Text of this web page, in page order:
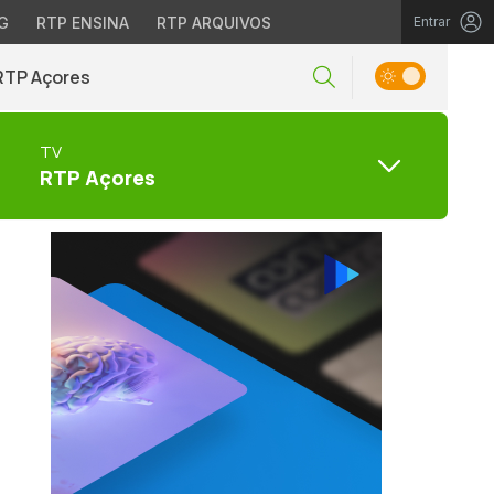
RTP ENSINA RTP ARQUIVOS Entrar
Açores
TV
RTP Açores